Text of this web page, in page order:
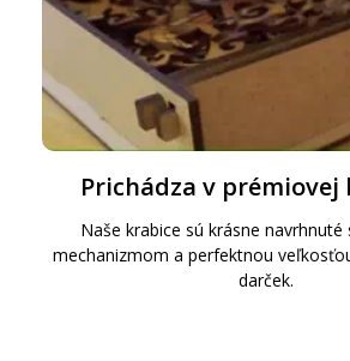
Prichádza v prémiovej
Naše krabice sú krásne navrhnuté
mechanizmom a perfektnou
darček.